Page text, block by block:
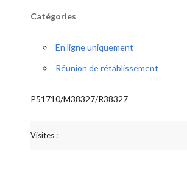
Catégories
En ligne uniquement
Réunion de rétablissement
P51710/M38327/R38327
Visites :